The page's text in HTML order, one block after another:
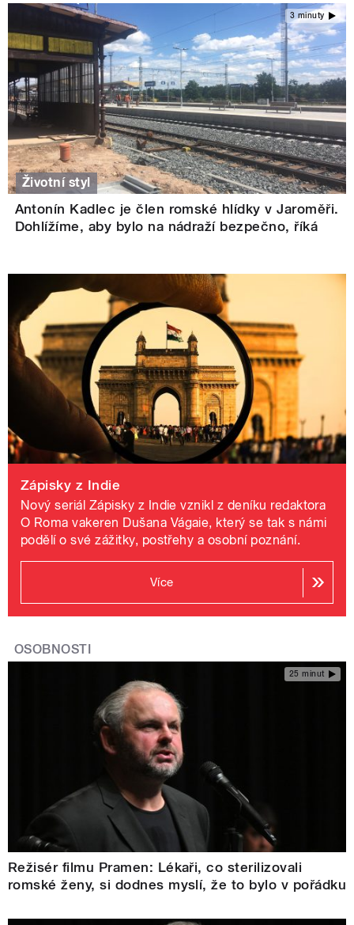
3 minuty
Životní styl
Antonín Kadlec je člen romské hlídky v Jaroměři.
Dohlížíme, aby bylo na nádraží bezpečno, říká
Zápisky z Indie
Nový seriál Zápisky z Indie vznikl z deníku redaktora
O Roma vakeren Dušana Vágaie, který se tak s námi
podělí o své zážitky, postřehy a osobní poznání.
Více
OSOBNOSTI
25 minut
Režisér filmu Pramen: Lékaři, co sterilizovali
romské ženy, si dodnes myslí, že to bylo v pořádku